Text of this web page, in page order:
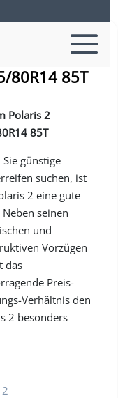
80R14 85T
Polaris 2
85T
Sie günstige
suchen, ist
2 eine gute
seinen
und
Vorzügen
das
Preis-
Verhältnis den
2 besonders